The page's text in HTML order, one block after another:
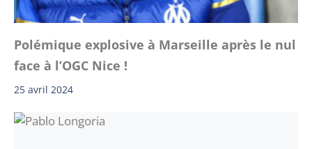
Polémique explosive à Marseille après le nul
face à l’OGC Nice !
25 avril 2024